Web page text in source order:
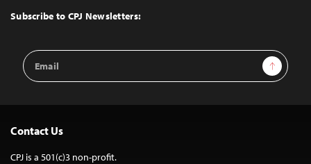
Top
Subscribe to CPJ Newsletters:
Email
Address
Sign Up
Contact Us
CPJ is a 501(c)3 non-profit.